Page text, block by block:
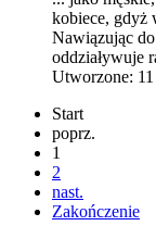
kobiece, gdyż
Nawiązując
oddziaływuje
Utworzone: 11
Start
poprz.
1
2
nast.
Zakończenie